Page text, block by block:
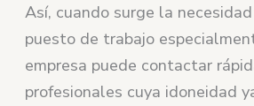
Así, cuando surge la
puesto de trabajo
empresa puede contactar
profesionales cuya idoneidad